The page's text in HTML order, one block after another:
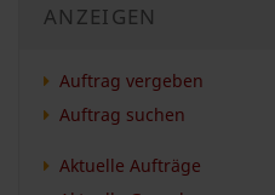
ANZEIGEN
Auftrag vergeben
Auftrag suchen
Aktuelle Aufträge